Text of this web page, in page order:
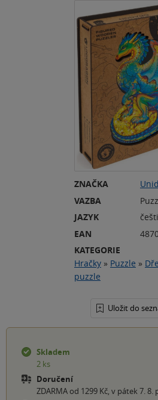
ZNAČKA
VAZBA
JAZYK
EAN
KATEGORIE
Hračky » Puzzle »
puzzle
Uložit do
Skladem
2 ks
Doručení
ZDARMA od 1299 Kč, v pátek 7.